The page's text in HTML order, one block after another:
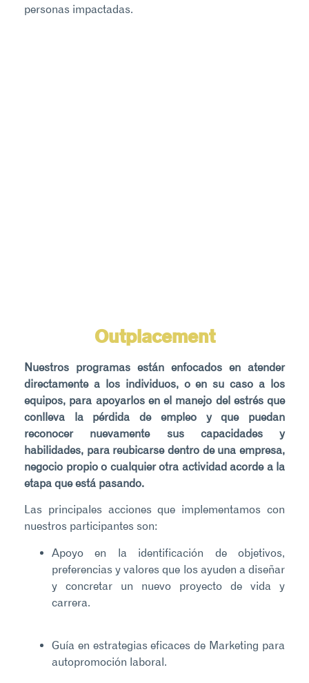
personas impactadas.
Outplacement
Nuestros programas están enfocados en atender
directamente a los individuos, o en su caso a los
equipos, para apoyarlos en el manejo del estrés que
conlleva la pérdida de empleo y que puedan
reconocer nuevamente sus capacidades y
habilidades, para reubicarse dentro de una empresa,
negocio propio o cualquier otra actividad acorde a la
etapa que está pasando.
Las principales acciones que implementamos con
nuestros participantes son:
Apoyo en la identificación de objetivos,
preferencias y valores que los ayuden a diseñar
y concretar un nuevo proyecto de vida y
carrera.
Guía en estrategias eficaces de Marketing para
autopromoción laboral.